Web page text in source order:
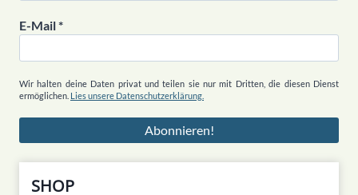
E-Mail*
Wir halten deine Daten privat und teilen sie nur mit Dritten, die diesen Dienst
ermöglichen. Lies unsere Datenschutzerklärung.
SHOP